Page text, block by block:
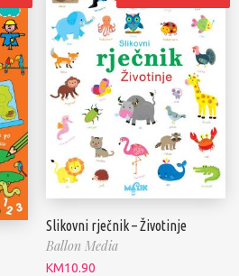
Slikovni rječnik – Životinje
Ballon Media
KM10.90